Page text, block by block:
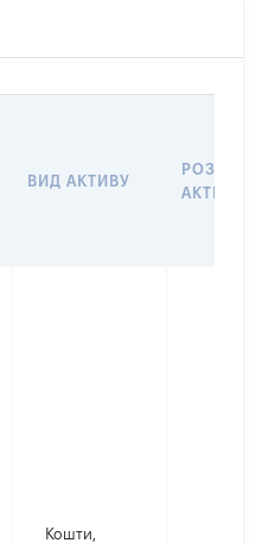
ВИД АКТИВУ
РОЗМІР
АКТИВУ
Кошти,